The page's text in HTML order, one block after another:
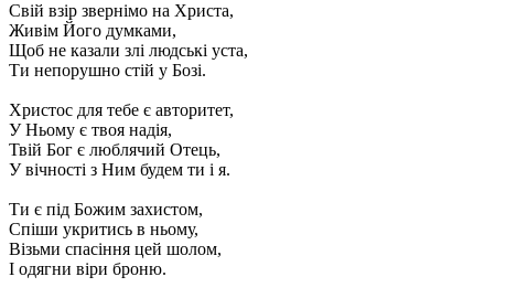
Свій взір звернімо на Христа,
Живім Його думками,
Щоб не казали злі людські уста,
Ти непорушно стій у Бозі.
Христос для тебе є авторитет,
У Ньому є твоя надія,
Твій Бог є люблячий Отець,
У вічності з Ним будем ти і я.
Ти є під Божим захистом,
Спіши укритись в ньому,
Візьми спасіння цей шолом,
І одягни віри броню.